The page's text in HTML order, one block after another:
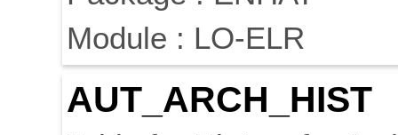
Module : LO-ELR
AUT_ARCH_HIST